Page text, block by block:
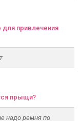
для привлечения
прыщи?
надо ремня по